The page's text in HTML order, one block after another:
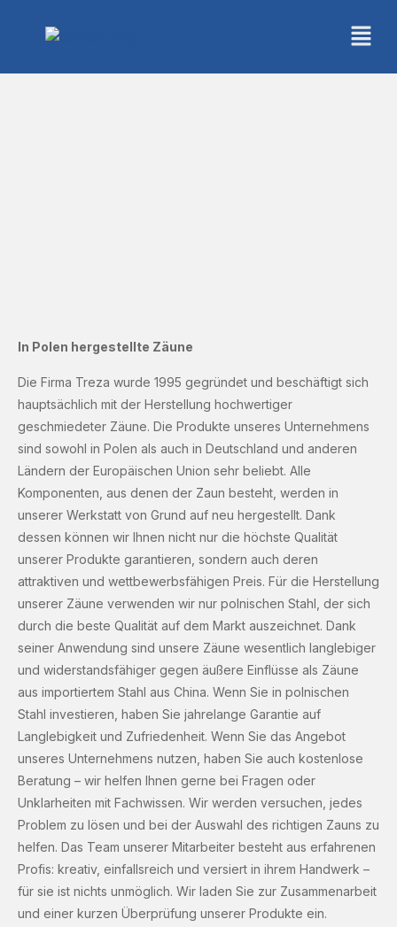
In Polen hergestellte Zäune
Die Firma Treza wurde 1995 gegründet und beschäftigt sich
hauptsächlich mit der Herstellung hochwertiger
geschmiedeter Zäune. Die Produkte unseres Unternehmens
sind sowohl in Polen als auch in Deutschland und anderen
Ländern der Europäischen Union sehr beliebt. Alle
Komponenten, aus denen der Zaun besteht, werden in
unserer Werkstatt von Grund auf neu hergestellt. Dank
dessen können wir Ihnen nicht nur die höchste Qualität
unserer Produkte garantieren, sondern auch deren
attraktiven und wettbewerbsfähigen Preis. Für die Herstellung
unserer Zäune verwenden wir nur polnischen Stahl, der sich
durch die beste Qualität auf dem Markt auszeichnet. Dank
seiner Anwendung sind unsere Zäune wesentlich langlebiger
und widerstandsfähiger gegen äußere Einflüsse als Zäune
aus importiertem Stahl aus China. Wenn Sie in polnischen
Stahl investieren, haben Sie jahrelange Garantie auf
Langlebigkeit und Zufriedenheit. Wenn Sie das Angebot
unseres Unternehmens nutzen, haben Sie auch kostenlose
Beratung – wir helfen Ihnen gerne bei Fragen oder
Unklarheiten mit Fachwissen. Wir werden versuchen, jedes
Problem zu lösen und bei der Auswahl des richtigen Zauns zu
helfen. Das Team unserer Mitarbeiter besteht aus erfahrenen
Profis: kreativ, einfallsreich und versiert in ihrem Handwerk –
für sie ist nichts unmöglich. Wir laden Sie zur Zusammenarbeit
und einer kurzen Überprüfung unserer Produkte ein.